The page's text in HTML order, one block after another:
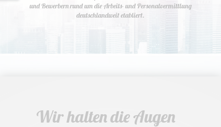
und Bewerbern rund um die Arbeits- und Personalvermittlung
deutschlandweit etabliert.
Wir halten die Augen